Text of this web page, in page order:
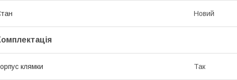
Новий
клямки Так